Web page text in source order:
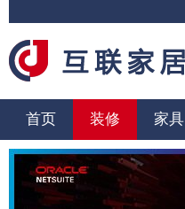
首页 装修 家具